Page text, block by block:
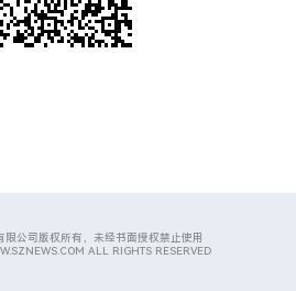
限公司版权所有，未经书面授权禁止使用
ALL RIGHTS RESERVED